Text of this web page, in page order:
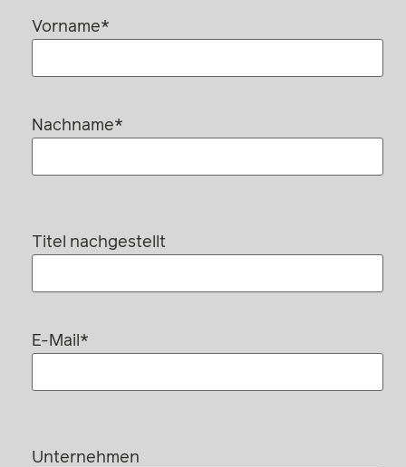
Vorname*
Nachname*
Titel nachgestellt
E-Mail*
Unternehmen